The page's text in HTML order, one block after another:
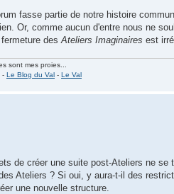
fasse partie de notre histoire
Or, comme aucun d'entre nous ne
des Ateliers Imaginaires est
sont mes proies...
- Le Blog du Val - Le Val
de créer une suite post-Ateliers ne
Ateliers ? Si oui, y aura-t-il des
une nouvelle structure.